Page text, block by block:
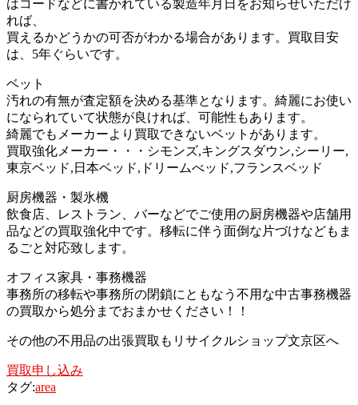
はコードなどに書かれている製造年月日をお知らせいただけ
れば、
買えるかどうかの可否がわかる場合があります。買取目安
は、5年ぐらいです。
ベット
汚れの有無が査定額を決める基準となります。綺麗にお使い
になられていて状態が良ければ、可能性もあります。
綺麗でもメーカーより買取できないベットがあります。
買取強化メーカー・・・シモンズ,キングスダウン,シーリー,
東京ベッド,日本ベッド,ドリームべッド,フランスベッド
厨房機器・製氷機
飲食店、レストラン、バーなどでご使用の厨房機器や店舗用
品などの買取強化中です。移転に伴う面倒な片づけなどもま
るごと対応致します。
オフィス家具・事務機器
事務所の移転や事務所の閉鎖にともなう不用な中古事務機器
の買取から処分までおまかせください！！
その他の不用品の出張買取もリサイクルショップ文京区へ
買取申し込み
タグ:area